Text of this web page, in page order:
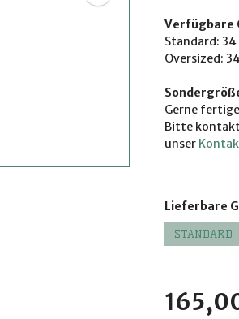
Verfügbare
Standard:
Oversized:
Gerne
Bitte ko
unser
Regulärer
Lieferbare
STANDARD